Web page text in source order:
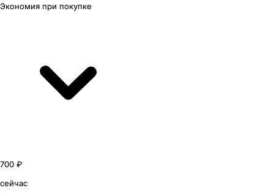
Экономия при покупке
700 ₽
сейчас